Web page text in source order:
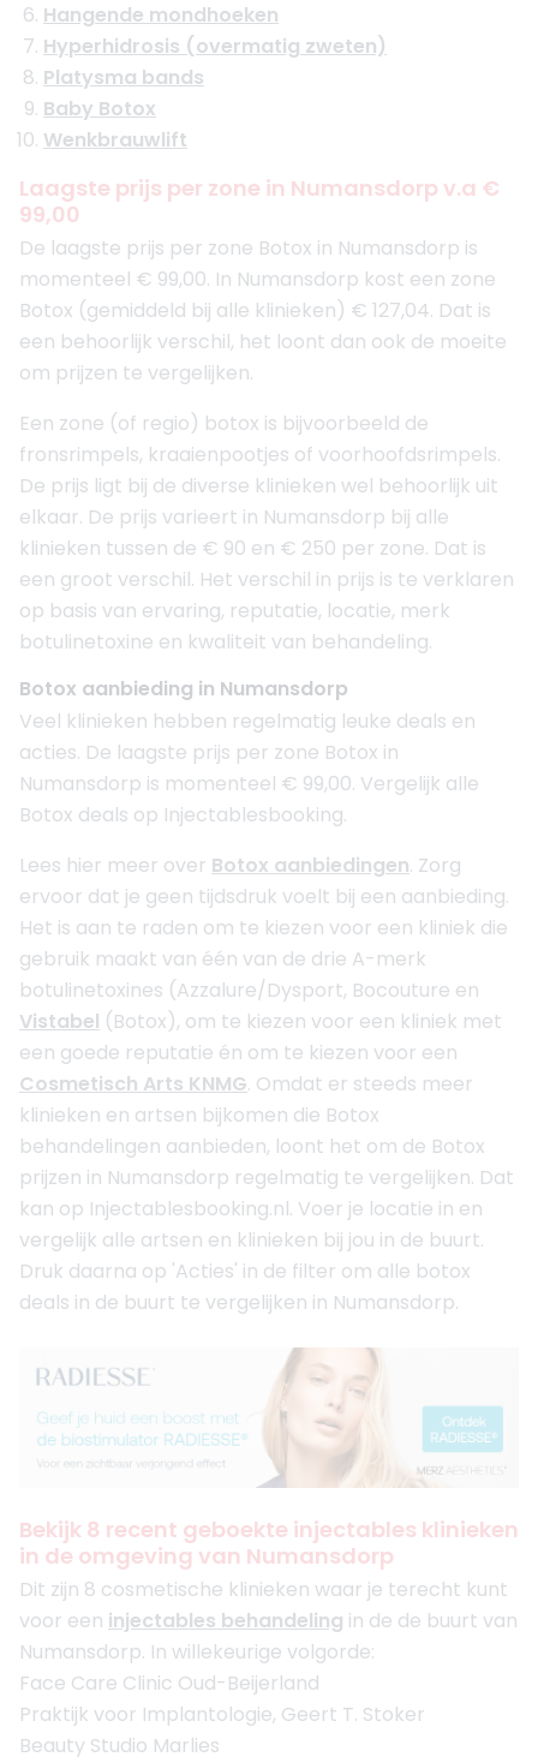
Hangende mondhoeken
Hyperhidrosis (overmatig zweten)
Platysma bands
Baby Botox
Wenkbrauwlift
Laagste prijs per zone in Numansdorp v.a €
99,00
De laagste prijs per zone Botox in Numansdorp is
momenteel € 99,00. In Numansdorp kost een zone
Botox (gemiddeld bij alle klinieken) € 127,04. Dat is
een behoorlijk verschil, het loont dan ook de moeite
om prijzen te vergelijken.
Een zone (of regio) botox is bijvoorbeeld de
fronsrimpels, kraaienpootjes of voorhoofdsrimpels.
De prijs ligt bij de diverse klinieken wel behoorlijk uit
elkaar. De prijs varieert in Numansdorp bij alle
klinieken tussen de € 90 en € 250 per zone. Dat is
een groot verschil. Het verschil in prijs is te verklaren
op basis van ervaring, reputatie, locatie, merk
botulinetoxine en kwaliteit van behandeling.
Botox aanbieding in Numansdorp
Veel klinieken hebben regelmatig leuke deals en
acties. De laagste prijs per zone Botox in
Numansdorp is momenteel € 99,00. Vergelijk alle
Botox deals op Injectablesbooking.
Lees hier meer over Botox aanbiedingen. Zorg
ervoor dat je geen tijdsdruk voelt bij een aanbieding.
Het is aan te raden om te kiezen voor een kliniek die
gebruik maakt van één van de drie A-merk
botulinetoxines (Azzalure/Dysport, Bocouture en
Vistabel (Botox), om te kiezen voor een kliniek met
een goede reputatie én om te kiezen voor een
Cosmetisch Arts KNMG. Omdat er steeds meer
klinieken en artsen bijkomen die Botox
behandelingen aanbieden, loont het om de Botox
prijzen in Numansdorp regelmatig te vergelijken. Dat
kan op Injectablesbooking.nl. Voer je locatie in en
vergelijk alle artsen en klinieken bij jou in de buurt.
Druk daarna op 'Acties' in de filter om alle botox
deals in de buurt te vergelijken in Numansdorp.
Bekijk 8 recent geboekte injectables klinieken
in de omgeving van Numansdorp
Dit zijn 8 cosmetische klinieken waar je terecht kunt
voor een injectables behandeling in de de buurt van
Numansdorp. In willekeurige volgorde:
Face Care Clinic Oud-Beijerland
Praktijk voor Implantologie, Geert T. Stoker
Beauty Studio Marlies